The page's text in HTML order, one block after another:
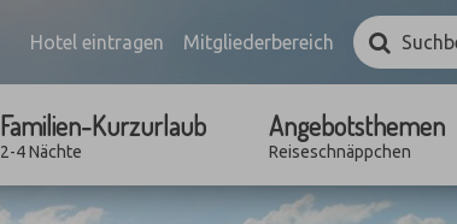
Hotel eintragen Mitgliederbereich
Suchbegriff
eingebenSuchen
Familien-Kurzurlaub
2-4 Nächte
Angebotsthemen
Reiseschnäppchen